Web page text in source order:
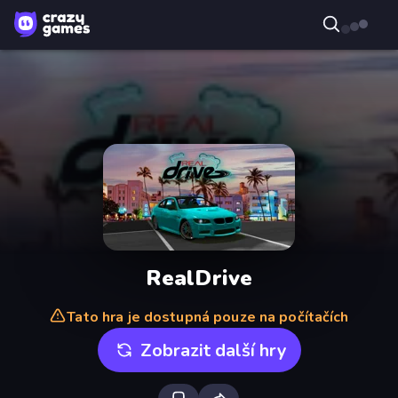
RealDrive
Tato hra je dostupná pouze na počítačích
Zobrazit další hry